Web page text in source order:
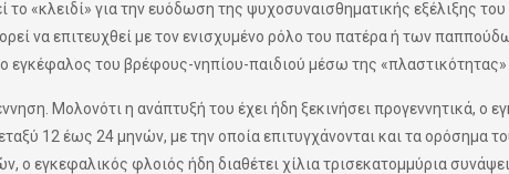
«κλειδί» για την ευόδωση της ψυχοσυναισθηματικής εξέλιξης
να επιτευχθεί με τον ενισχυμένο ρόλο του πατέρα ή των
εγκέφαλος του βρέφους-νηπίου-παιδιού μέσω της «πλαστικότητας»
Μολονότι η ανάπτυξή του έχει ήδη ξεκινήσει προγεννητικά, ο
12 έως 24 μηνών, με την οποία επιτυγχάνονται και τα
εγκεφαλικός φλοιός ήδη διαθέτει χίλια τρισεκατομμύρια